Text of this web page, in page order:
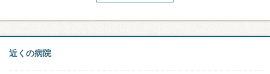
近くの病院